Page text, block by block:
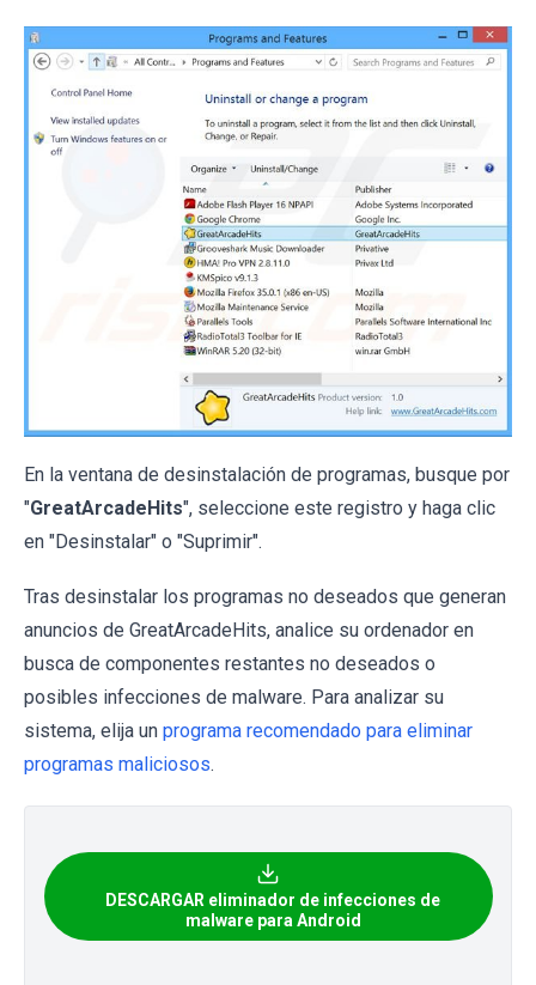
En la ventana de desinstalación de programas, busque por
"GreatArcadeHits", seleccione este registro y haga clic
en "Desinstalar" o "Suprimir".
Tras desinstalar los programas no deseados que generan
anuncios de GreatArcadeHits, analice su ordenador en
busca de componentes restantes no deseados o
posibles infecciones de malware. Para analizar su
sistema, elija un programa recomendado para eliminar
programas maliciosos.
DESCARGAR eliminador de infecciones de
malware para Android